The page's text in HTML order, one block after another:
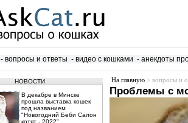
- вопросы и ответы - видео с кошками - анекдоты
НОВОСТИ
В декабре в Минске
прошла выставка кошек
под названием
"Новогодний Беби Салон
котят - 2022"....
На главную > вопросы и
Проблемы с